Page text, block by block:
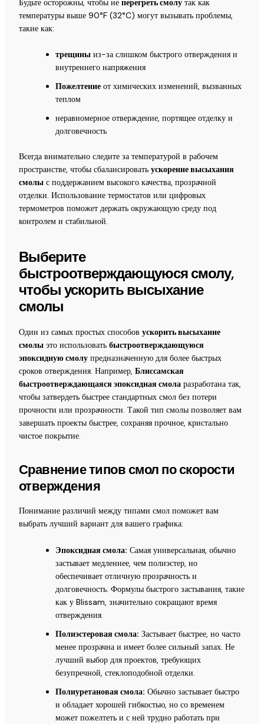
Будьте осторожны, чтобы не перегреть смолутак как
температуры выше 90°F (32°C) могут вызывать проблемы,
такие как:
трещиныиз-за слишком быстрого отверждения и
внутреннего напряжения
Пожелтениеот химических изменений, вызванных
теплом
неравномерное отверждение, портящее отделку и
долговечность
Всегда внимательно следите за температурой в рабочем
пространстве, чтобы сбалансировать ускорение высыхания
смолыс поддержанием высокого качества, прозрачной
отделки. Использование термостатов или цифровых
термометров поможет держать окружающую среду под
контролем и стабильной.
Выберите
быстроотверждающуюся смолу,
чтобы ускорить высыхание
смолы
Один из самых простых способов ускорить высыхание
смолыэто использовать быстроотверждающуюся
эпоксидную смолупредназначенную для более быстрых
сроков отверждения. Например, Блиссамская
быстроотверждающаяся эпоксидная смоларазработана так,
чтобы затвердеть быстрее стандартных смол без потери
прочности или прозрачности. Такой тип смолы позволяет вам
завершать проекты быстрее, сохраняя прочное, кристально
чистое покрытие.
Сравнение типов смол по скорости
отверждения
Понимание различий между типами смол поможет вам
выбрать лучший вариант для вашего графика:
Эпоксидная смола: Самая универсальная, обычно
застывает медленнее, чем полиэстер, но
обеспечивает отличную прозрачность и
долговечность. Формулы быстрого застывания, такие
как у Blissam, значительно сокращают время
отверждения.
Полиэстеровая смола: Застывает быстрее, но часто
менее прозрачна и имеет более сильный запах. Не
лучший выбор для проектов, требующих
безупречной, стеклоподобной отделки.
Полиуретановая смола: Обычно застывает быстро
и обладает хорошей гибкостью, но со временем
может пожелтеть и с ней трудно работать при